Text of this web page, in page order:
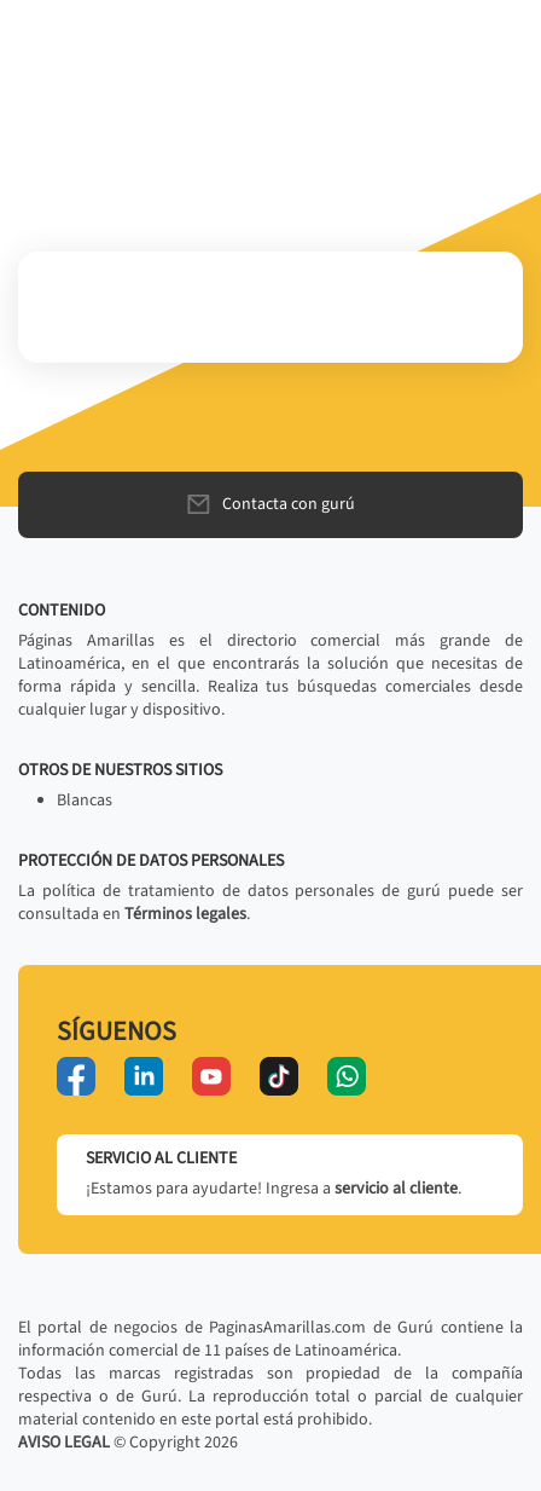
Contacta con gurú
CONTENIDO
Páginas Amarillas es el directorio comercial más grande de
Latinoamérica, en el que encontrarás la solución que necesitas de
forma rápida y sencilla. Realiza tus búsquedas comerciales desde
cualquier lugar y dispositivo.
OTROS DE NUESTROS SITIOS
Blancas
PROTECCIÓN DE DATOS PERSONALES
La política de tratamiento de datos personales de gurú puede ser
consultada en Términos legales.
SÍGUENOS
SERVICIO AL CLIENTE
¡Estamos para ayudarte! Ingresa a servicio al cliente.
El portal de negocios de PaginasAmarillas.com de Gurú contiene la
información comercial de 11 países de Latinoamérica.
Todas las marcas registradas son propiedad de la compañía
respectiva o de Gurú. La reproducción total o parcial de cualquier
material contenido en este portal está prohibido.
AVISO LEGAL© Copyright2026